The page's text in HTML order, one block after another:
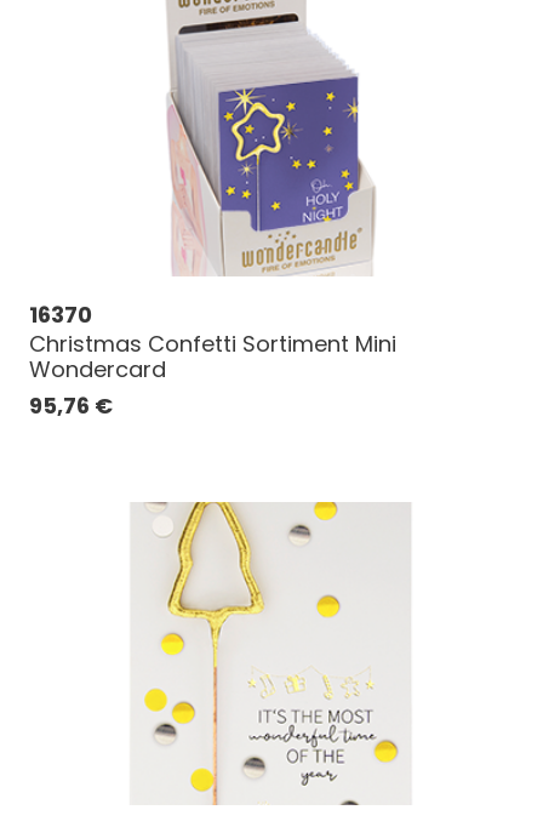
16370
Christmas Confetti Sortiment Mini
Wondercard
95,76 €